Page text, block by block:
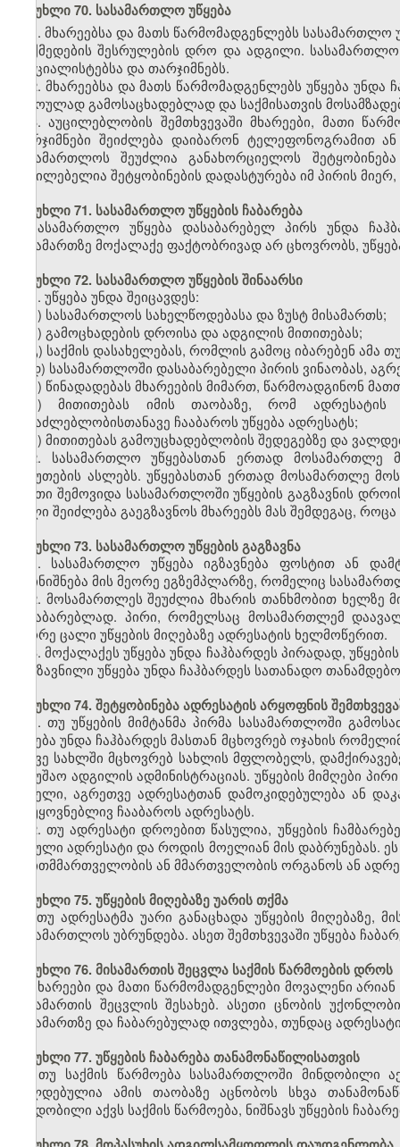
მუხლი 70. სასამართლო უწყება
1. მხარეებსა და მათს წარმომადგენლებს
მოქმედების შესრულების დრო და ადგილი. სასამართლო
სპეციალისტებსა და თარჯიმნებს.
2. მხარეებსა და მათს წარმომადგენლებს უწყება
დროულად გამოსაცხადებლად და საქმისათვის
3. აუცილებლობის შემთხვევაში მხარეები, მათი
თარჯიმნები შეიძლება დაიბარონ ტელეფონოგრამით
სასამართლოს შეუძლია განახორციელოს
აუცილებელია შეტყობინების დადასტურება იმ პირის
მუხლი 71. სასამართლო უწყების ჩაბარება
სასამართლო უწყება დასაბარებელ პირს უნდა
მისამართზე მოქალაქე ფაქტობრივად არ ცხოვრობს,
მუხლი 72. სასამართლო უწყების შინაარსი
1. უწყება უნდა შეიცავდეს:
ა) სასამართლოს სახელწოდებასა და ზუსტ მისამართს;
ბ) გამოცხადების დროისა და ადგილის მითითებას;
გ) საქმის დასახელებას, რომლის გამოც იბარებენ ამა
დ) სასამართლოში დასაბარებელი პირის ვინაობას,
ე) წინადადებას მხარეების მიმართ, წარმოადგინონ
ვ) მითითებას იმის თაობაზე, რომ
შესაძლებლობისთანავე ჩააბაროს უწყება ადრესატს;
ზ) მითითებას გამოუცხადებლობის შედეგებზე და
2. სასამართლო უწყებასთან ერთად მოსამართლე
საბუთების ასლებს. უწყებასთან ერთად მოსამართლე
ასეთი შემოვიდა სასამართლოში უწყების გაგზავნის
ასლი შეიძლება გაეგზავნოს მხარეებს მას შემდეგაც,
მუხლი 73. სასამართლო უწყების გაგზავნა
1. სასამართლო უწყება იგზავნება ფოსტით ან
აღინიშნება მის მეორე ეგზემპლარზე, რომელიც
2. მოსამართლეს შეუძლია მხარის თანხმობით ხელზე
ჩასაბარებლად. პირი, რომელსაც მოსამართლემ
მეორე ცალი უწყების მიღებაზე ადრესატის ხელმოწერით.
3. მოქალაქეს უწყება უნდა ჩაჰბარდეს პირადად,
გაგზავნილი უწყება უნდა ჩაჰბარდეს სათანადო
მუხლი 74. შეტყობინება ადრესატის არყოფნის
1. თუ უწყების მიმტანმა პირმა სასამართლოში
უწყება უნდა ჩაჰბარდეს მასთან მცხოვრებ ოჯახის
იმავე სახლში მცხოვრებ სახლის მფლობელს,
სამუშაო ადგილის ადმინისტრაციას. უწყების მიმღები
სახელი, აგრეთვე ადრესატთან დამოკიდებულება ან
დაუყოვნებლივ ჩააბაროს ადრესატს.
2. თუ ადრესატი დროებით წასულია, უწყების
წასული ადრესატი და როდის მოელიან მის დაბრუნებას.
თვითმმართველობის ან მმართველობის ორგანოს ან
მუხლი 75. უწყების მიღებაზე უარის თქმა
თუ ადრესატმა უარი განაცხადა უწყების მიღებაზე,
სასამართლოს უბრუნდება. ასეთ შემთხვევაში უწყება
მუხლი 76. მისამართის შეცვლა საქმის წარმოების დროს
მხარეები და მათი წარმომადგენლები მოვალენი
მისამართის შეცვლის შესახებ. ასეთი ცნობის
მისამართზე და ჩაბარებულად ითვლება, თუნდაც
მუხლი 77. უწყების ჩაბარება თანამონაწილისათვის
თუ საქმის წარმოება სასამართლოში მინდობილი
ვალდებულია ამის თაობაზე აცნობოს სხვა
მინდობილი აქვს საქმის წარმოება, ნიშნავს უწყების